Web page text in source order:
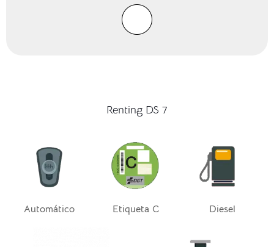
Renting DS 7
Automático Etiqueta C Diesel